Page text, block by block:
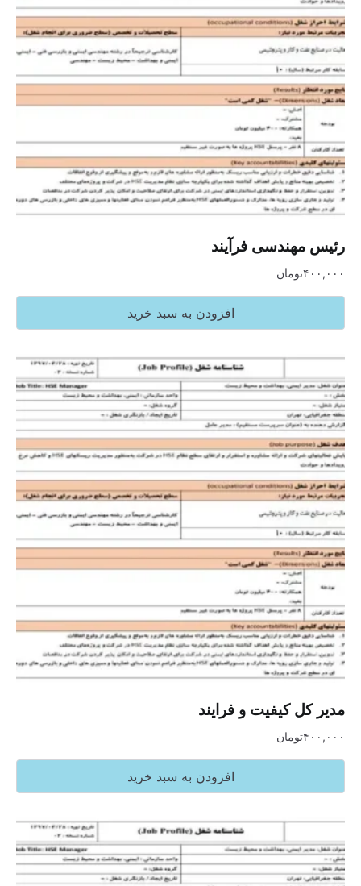
رئیس مهندسی فرآیند
۴۰۰,۰۰۰تومان
افزودن به سبد خرید
مدیر کل کیفیت و فرایند
۴۰۰,۰۰۰تومان
افزودن به سبد خرید